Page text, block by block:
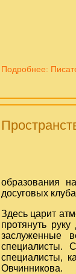
Подробнее:
образования
досуговых
Здесь царит
протянуть
заслуженные
специалисты.
специалисты,
Овчинникова.